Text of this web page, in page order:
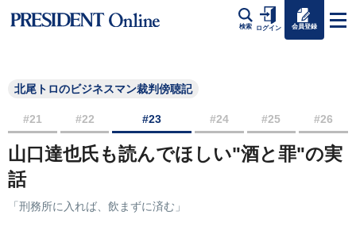
検索 ログイン 会員登録
北尾トロのビジネスマン裁判傍聴記
#21 #22 #23 #24 #25 #26
山口達也氏も読んでほしい"酒と罪"の実
話
「刑務所に入れば、飲まずに済む」